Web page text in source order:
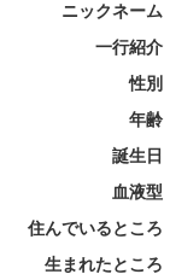
ニックネーム
一行紹介
性別
年齢
誕生日
血液型
住んでいるところ
生まれたところ